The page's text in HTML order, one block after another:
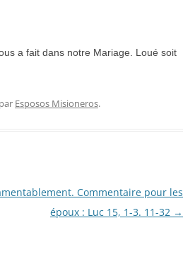
a fait dans notre Mariage. Loué soit
par Esposos Misioneros.
Commentaire pour les
époux : Luc 15, 1-3. 11-32 →